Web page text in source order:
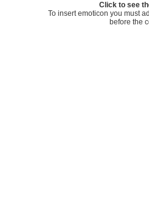
Click to see
To insert emoticon you must
before the